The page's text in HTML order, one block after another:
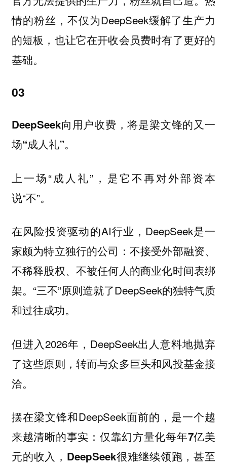
情的粉丝，不仅为DeepSeek缓解了生产力
的短板，也让它在开收会员费时有了更好的
基础。
03
DeepSeek向用户收费，将是梁文锋的又一
场“成人礼”。
上一场“成人礼”，是它不再对外部资本
说“不”。
在风险投资驱动的AI行业，DeepSeek是一
家颇为特立独行的公司：不接受外部融资、
不稀释股权、不被任何人的商业化时间表绑
架。“三不”原则造就了DeepSeek的独特气质
和过往成功。
但进入2026年，DeepSeek出人意料地抛弃
了这些原则，转而与众多巨头和风投基金接
洽。
摆在梁文锋和DeepSeek面前的，是一个越
来越清晰的事实： 仅靠幻方量化每年7亿美
元的收入，DeepSeek很难继续领跑，甚至